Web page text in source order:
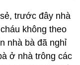
trước đây nhà
không theo
nhà bà đã nghỉ
ở nhà trông các